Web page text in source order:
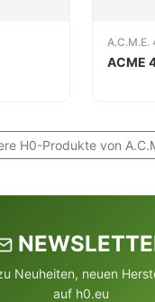
ACME
H0-Produkte von
Neuheiten, neuen
auf h0.eu